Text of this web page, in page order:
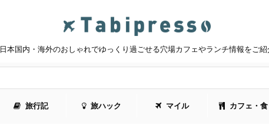
日本国内・海外のおしゃれでゆっくり過ごせる穴場カフェやランチ情報をご紹
旅行記 旅ハック マイル カフェ・食